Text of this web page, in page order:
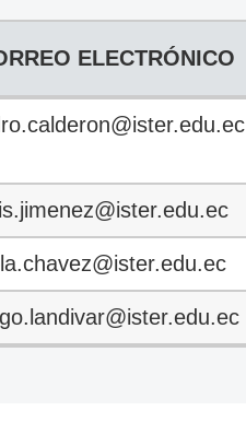
ELECTRÓNICO
ELECTRÓNICO